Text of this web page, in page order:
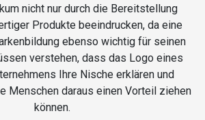
nicht nur durch die Bereitstellung
Produkte beeindrucken, da eine
ebenso wichtig für seinen
verstehen, dass das Logo eines
Ihre Nische erklären und
Menschen daraus einen Vorteil ziehen
können.